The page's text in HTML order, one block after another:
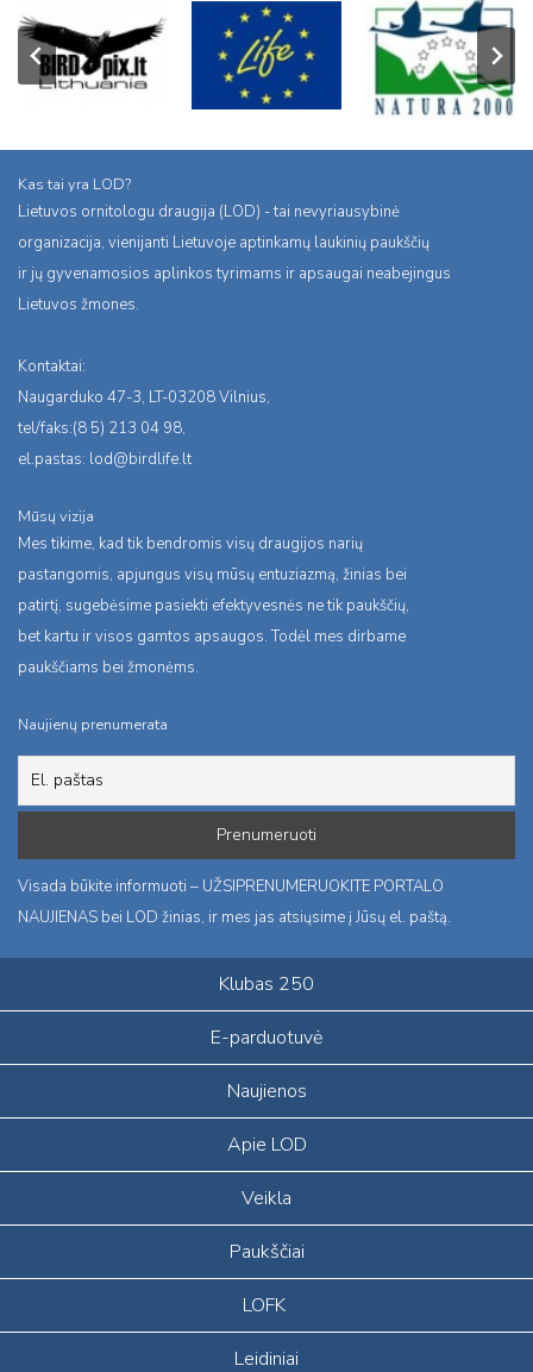
Kas tai yra LOD?
Lietuvos ornitologu draugija (LOD) - tai nevyriausybinė
organizacija, vienijanti Lietuvoje aptinkamų laukinių paukščių
ir jų gyvenamosios aplinkos tyrimams ir apsaugai neabejingus
Lietuvos žmones.
Kontaktai:
Naugarduko 47-3, LT-03208 Vilnius,
tel/faks:(8 5) 213 04 98,
el.pastas: lod@birdlife.lt
Mūsų vizija
Mes tikime, kad tik bendromis visų draugijos narių
pastangomis, apjungus visų mūsų entuziazmą, žinias bei
patirtį, sugebėsime pasiekti efektyvesnės ne tik paukščių,
bet kartu ir visos gamtos apsaugos. Todėl mes dirbame
paukščiams bei žmonėms.
Naujienų prenumerata
Visada būkite informuoti – UŽSIPRENUMERUOKITE PORTALO
NAUJIENAS bei LOD žinias, ir mes jas atsiųsime į Jūsų el. paštą.
Klubas 250
E-parduotuvė
Naujienos
Apie LOD
Veikla
Paukščiai
LOFK
Leidiniai